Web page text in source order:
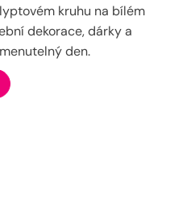
kruhu na bílém
dekorace, dárky a
den.